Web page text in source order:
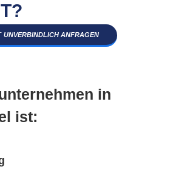
UNVERBINDLICH ANFRAGEN
in
ist: